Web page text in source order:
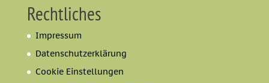
Rechtliches
Impressum
Datenschutzerklärung
Cookie Einstellungen